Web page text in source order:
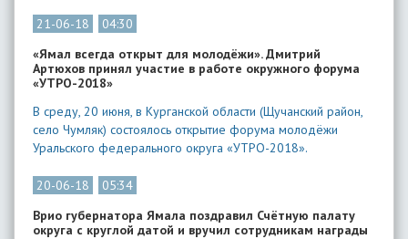
21-06-18
04:30
«Ямал всегда открыт для молодёжи». Дмитрий
Артюхов принял участие в работе окружного форума
«УТРО-2018»
В среду, 20 июня, в Курганской области (Щучанский район,
село Чумляк) состоялось открытие форума молодёжи
Уральского федерального округа «УТРО-2018».
20-06-18
05:34
Врио губернатора Ямала поздравил Счётную палату
округа с круглой датой и вручил сотрудникам награды